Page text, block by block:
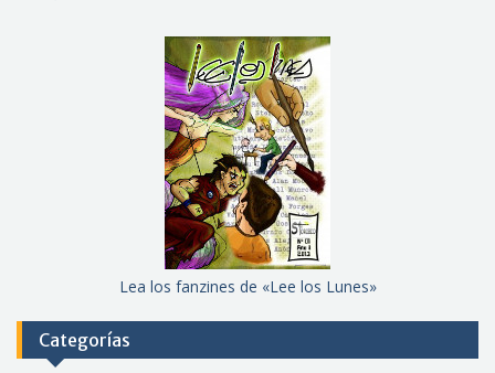
Lea los fanzines de «Lee los Lunes»
Categorías